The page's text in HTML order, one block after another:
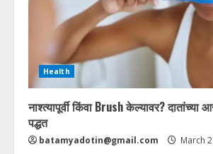
Health
नाश्त्यापूर्वी किंवा Brush केल्यावर? दातांच्या
पद्धत
batamyadotin@gmail.com March